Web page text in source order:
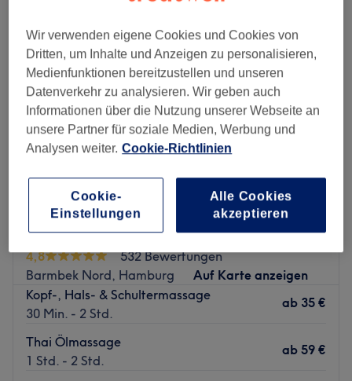
Charming Thai Massage & Spa
4,8
532 Bewertungen
Barmbek Nord, Hamburg
Auf Karte anzeigen
Kopf-, Hals- & Schultermassage
30 Min. - 2 Std.
ab 35 €
Thai Ölmassage
1 Std. - 2 Std.
ab 59 €
Wir verwenden eigene Cookies und Cookies von
Dritten, um Inhalte und Anzeigen zu personalisieren,
Medienfunktionen bereitzustellen und unseren
Datenverkehr zu analysieren. Wir geben auch
Informationen über die Nutzung unserer Webseite an
unsere Partner für soziale Medien, Werbung und
Analysen weiter. Cookie-Richtlinien
Cookie-
Einstellungen
Alle Cookies
akzeptieren